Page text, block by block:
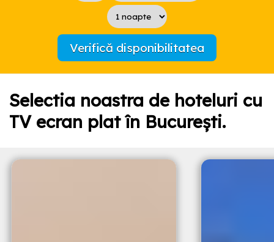
Verifică disponibilitatea
Selectia noastra de hoteluri cu
TV ecran plat în București.